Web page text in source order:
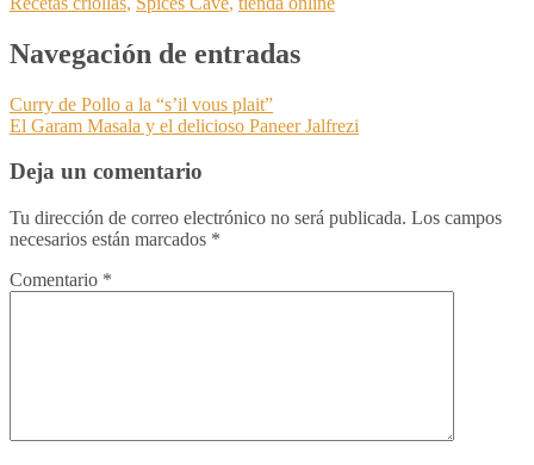
Navegación de entradas
Curry de Pollo a la “s’il vous plait”
El Garam Masala y el delicioso Paneer Jalfrezi
Deja un comentario
Tu dirección de correo electrónico no será publicada. Los campos
necesarios están marcados *
Comentario *